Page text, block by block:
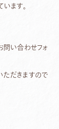
ます。
問い合わせフォ
だきますので